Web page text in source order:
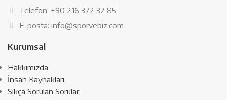
Telefon: +90 216 372 32 85
E-posta: info@sporvebiz.com
Kurumsal
Hakkımızda
İnsan Kaynakları
Sıkça Sorulan Sorular